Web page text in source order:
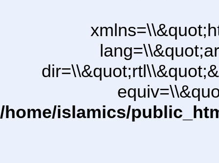
/home/islamics/